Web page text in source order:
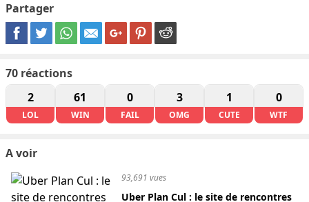
Partager
70 réactions
2
LOL
61
WIN
0
FAIL
3
OMG
1
CUTE
0
WTF
A voir
93,691 vues
Uber Plan Cul : le site de rencontres